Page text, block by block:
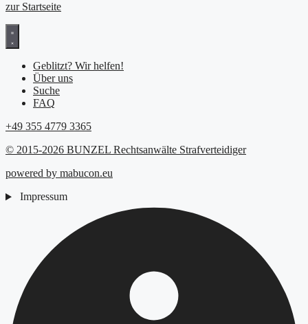
zur Startseite
Geblitzt? Wir helfen!
Über uns
Suche
FAQ
+49 355 4779 3365
© 2015-2026 BUNZEL Rechtsanwälte Strafverteidiger
powered by mabucon.eu
Impressum